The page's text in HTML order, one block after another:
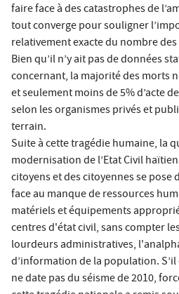
faire face à des catastrophes de
tout converge pour souligner
relativement exacte du nombre
Bien qu’il n’y ait pas de données
concernant, la majorité des morts
et seulement moins de 5% d’acte
selon les organismes privés et
terrain.
Suite à cette tragédie humaine, la
modernisation de l’Etat Civil
citoyens et des citoyennes se pose
face au manque de ressources
matériels et équipements
centres d'état civil, sans compter
lourdeurs administratives,
d’information de la population.
ne date pas du séisme de 2010,